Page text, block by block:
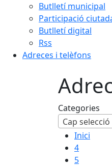
Butlletí municipal
Participació
Butlletí digital
Rss
Adreces i telèfons
Categories
Cap selecció
Inici
4
5